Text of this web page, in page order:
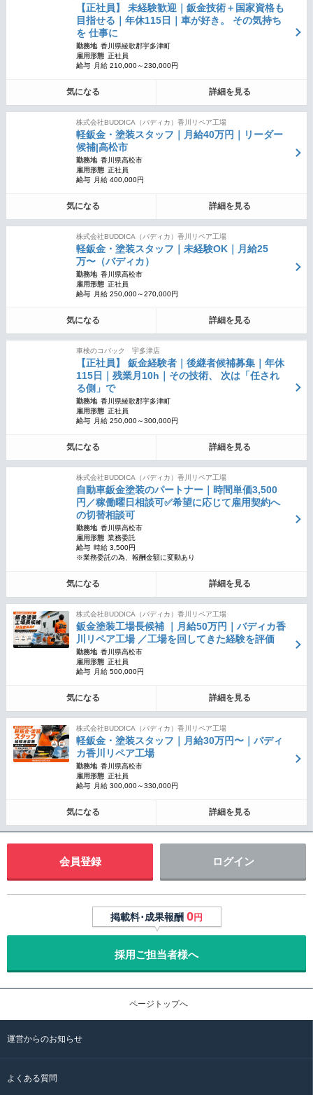
【正社員】 未経験歓迎｜鈑金技術＋国家資格も
目指せる｜年休115日｜車が好き。 その気持ち
を 仕事に
勤務地 香川県綾歌郡宇多津町
雇用形態 正社員
給与
月給 210,000～230,000円
気になる 詳細を見る
株式会社BUDDICA（バディカ）香川リペア工場
軽鈑金・塗装スタッフ｜月給40万円｜リーダー
候補|高松市
勤務地 香川県高松市
雇用形態 正社員
給与
月給 400,000円
気になる 詳細を見る
株式会社BUDDICA（バディカ）香川リペア工場
軽鈑金・塗装スタッフ｜未経験OK｜月給25
万〜（バディカ）
勤務地 香川県高松市
雇用形態 正社員
給与
月給 250,000～270,000円
気になる 詳細を見る
車検のコバック 宇多津店
【正社員】 鈑金経験者｜後継者候補募集｜年休
115日｜残業月10h｜その技術、 次は「任され
る側」で
勤務地 香川県綾歌郡宇多津町
雇用形態 正社員
給与
月給 250,000～300,000円
気になる 詳細を見る
株式会社BUDDICA（バディカ）香川リペア工場
自動車鈑金塗装のパートナー｜時間単価3,500
円／稼働曜日相談可✅希望に応じて雇用契約へ
の切替相談可
勤務地 香川県高松市
雇用形態 業務委託
給与 時給 3,500円
※業務委託の為、報酬金額に変動あり
気になる 詳細を見る
株式会社BUDDICA（バディカ）香川リペア工場
鈑金塗装工場長候補 ｜月給50万円｜バディカ香
川リペア工場 ／工場を回してきた経験を評価
勤務地 香川県高松市
雇用形態 正社員
給与
月給 500,000円
気になる 詳細を見る
株式会社BUDDICA（バディカ）香川リペア工場
軽鈑金・塗装スタッフ｜月給30万円〜｜バディ
カ香川リペア工場
勤務地 香川県高松市
雇用形態 正社員
給与
月給 300,000～330,000円
気になる 詳細を見る
会員登録 ログイン
掲載料･成果報酬 0円
採用ご担当者様へ
ページトップへ
運営からのお知らせ
よくある質問